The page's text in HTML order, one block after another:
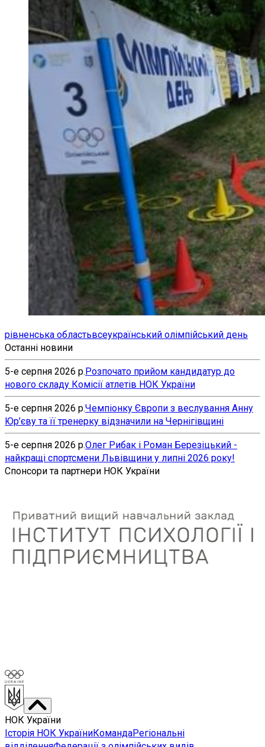
рівненська областьвсеукраїнський олімпійський день
Останні новини
5-е серпня 2026 р.Розпочато прийом кандидатур до
нового складу Комісії атлетів НОК України
5-е серпня 2026 р.Чемпіонку Європи з веслування Анну
Юр’єву та її тренерку відзначили на Чернігівщині
5-е серпня 2026 р.Олег Рибак і Роман Березіцький -
найкращі спортсмени Львівщини у липні 2026 року!
Спонсори та партнери НОК України
НОК України
Історія НОК УкраїниКомандаРегіональні